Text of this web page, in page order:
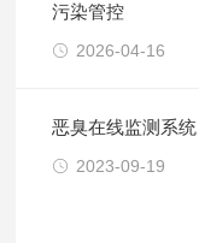
污染管控
2026-04-16
恶臭在线监测系
2023-09-19